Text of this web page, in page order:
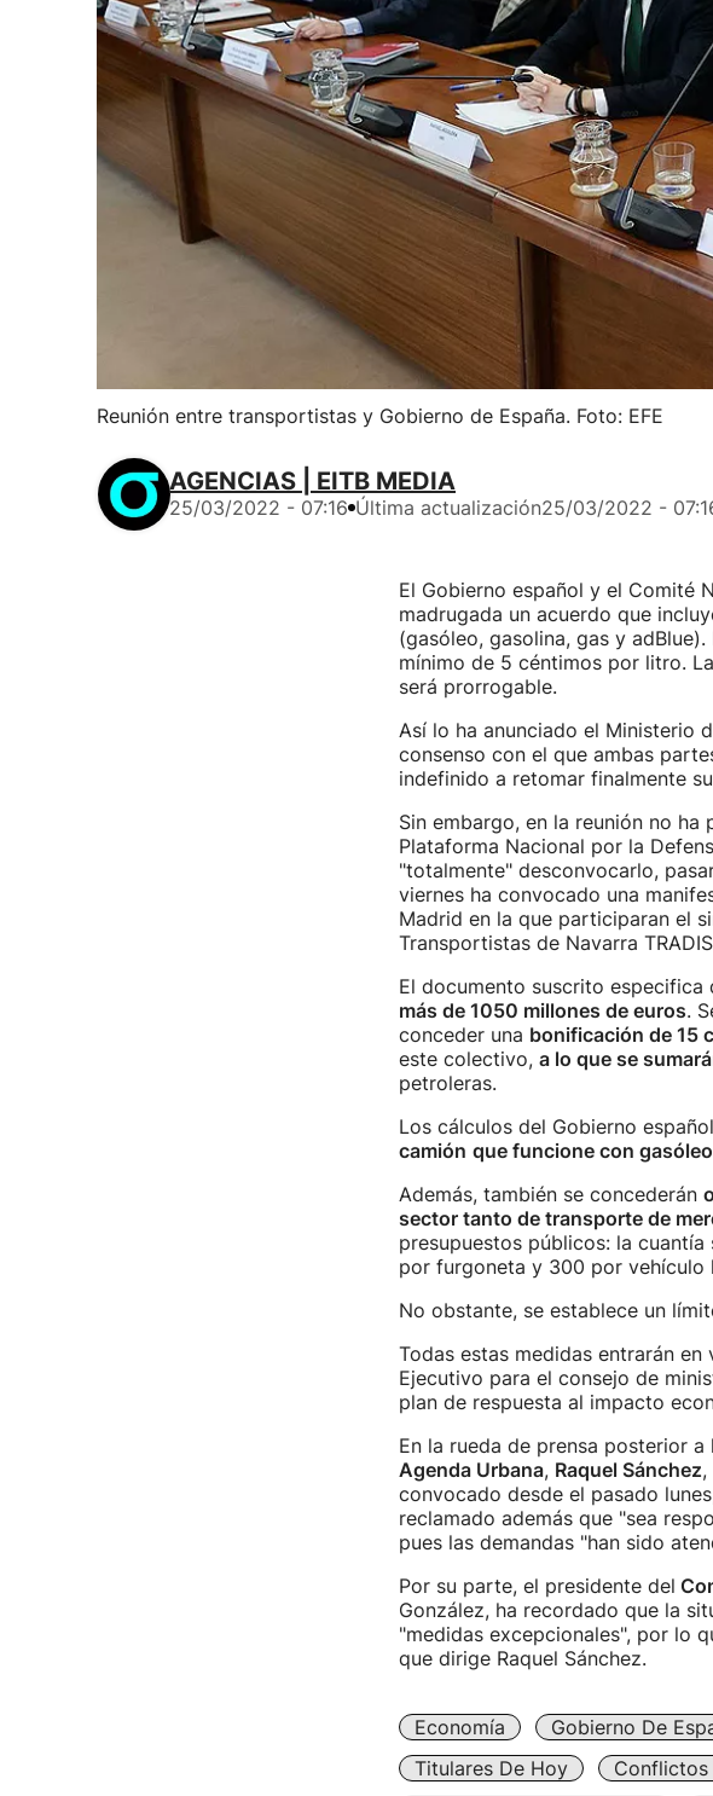
Reunión entre transportistas y Gobierno de España. Foto: EFE
AGENCIAS | EITB MEDIA
25/03/2022 - 07:16 Última actualización25/03/2022 -
El Gobierno español y el Comité
madrugada un acuerdo que
(gasóleo, gasolina, gas y adBlue).
mínimo de 5 céntimos por litro.
será prorrogable.
Así lo ha anunciado el Ministerio
consenso con el que ambas
indefinido a retomar finalmente
Sin embargo, en la reunión no
Plataforma Nacional por la
"totalmente" desconvocarlo,
viernes ha convocado una
Madrid en la que participaran el
Transportistas de Navarra
El documento suscrito especifica
más de 1050 millones de euros.
conceder una bonificación de 15
este colectivo, a lo que se
petroleras.
Los cálculos del Gobierno
camión que funcione con gasóleo
Además, también se concederán
sector tanto de transporte de
presupuestos públicos: la
por furgoneta y 300 por vehículo
No obstante, se establece un
Todas estas medidas entrarán
Ejecutivo para el consejo de
plan de respuesta al impacto
En la rueda de prensa posterior a
Agenda Urbana, Raquel Sánchez,
convocado desde el pasado
reclamado además que "sea
pues las demandas "han sido
Por su parte, el presidente del
González, ha recordado que la
"medidas excepcionales", por lo
que dirige Raquel Sánchez.
Economía Gobierno De
Titulares De Hoy
Conflictos